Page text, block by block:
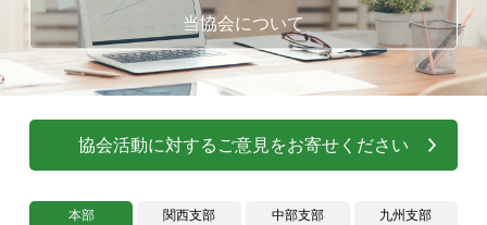
当協会について
協会活動に対するご意見をお寄せください
本部 関西支部 中部支部 九州支部